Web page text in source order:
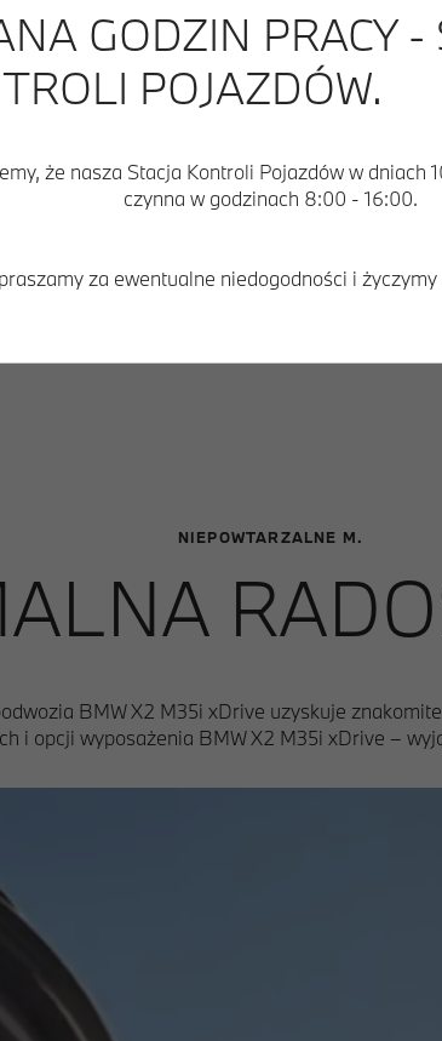
GODZIN PRACY -
POJAZDÓW.
że nasza Stacja Kontroli Pojazdów w dniach
czynna w godzinach 8:00 - 16:00.
za ewentualne niedogodności i życzymy
Zapytaj o ofertę
NIEPOWTARZALNE M.
BMW X2 M35i xDrive uzyskuje
i opcji wyposażenia BMW X2 M35i xDrive –